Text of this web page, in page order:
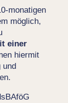
monatigen
möglich,
einer
hiermit
und